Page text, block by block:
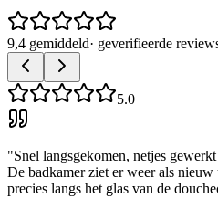
9,4 gemiddeld· geverifieerde
5.0
"Snel langsgekomen, netjes
De badkamer ziet er weer als
precies langs het glas van de